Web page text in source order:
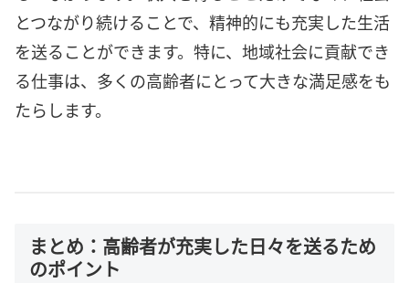
とつながり続けることで、精神的にも充実した生活
を送ることができます。特に、地域社会に貢献でき
る仕事は、多くの高齢者にとって大きな満足感をも
たらします。
まとめ：高齢者が充実した日々を送るため
のポイント